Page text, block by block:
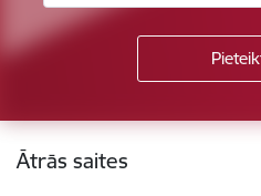
Kājene
Ātrās saites